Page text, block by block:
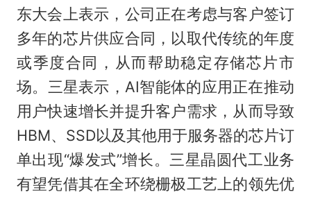
东大会上表示，公司正在考虑与客户签订
多年的芯片供应合同，以取代传统的年度
或季度合同，从而帮助稳定存储芯片市
场。三星表示，AI智能体的应用正在推动
用户快速增长并提升客户需求，从而导致
HBM、SSD以及其他用于服务器的芯片订
单出现“爆发式”增长。三星晶圆代工业务
有望凭借其在全环绕栅极工艺上的领先优